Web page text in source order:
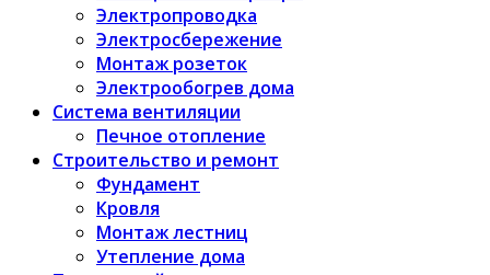
Электропроводка
Электросбережение
Монтаж розеток
Электрообогрев дома
Система вентиляции
Печное отопление
Строительство и ремонт
Фундамент
Кровля
Монтаж лестниц
Утепление дома